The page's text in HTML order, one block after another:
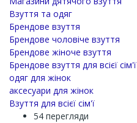
Взуття та одяг
Брендове взуття
Брендове чоловіче взуття
Брендове жіноче взуття
Брендове взуття для всієї сім'ї
одяг для жінок
аксесуари для жінок
Взуття для всієї сім'ї
54 перегляди